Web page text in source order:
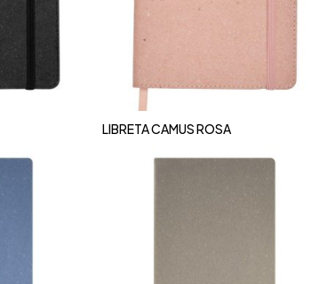
LIBRETA CAMUS ROSA